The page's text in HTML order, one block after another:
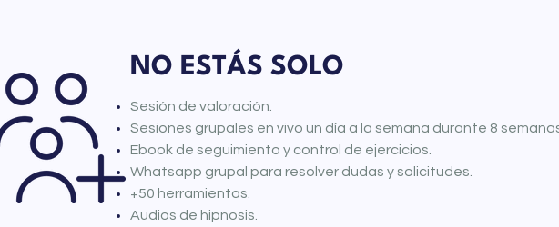
NO ESTÁS SOLO
Sesión de valoración.
Sesiones grupales en vivo un día a la semana durante 8
Ebook de seguimiento y control de ejercicios.
Whatsapp grupal para resolver dudas y solicitudes.
+50 herramientas.
Audios de hipnosis.